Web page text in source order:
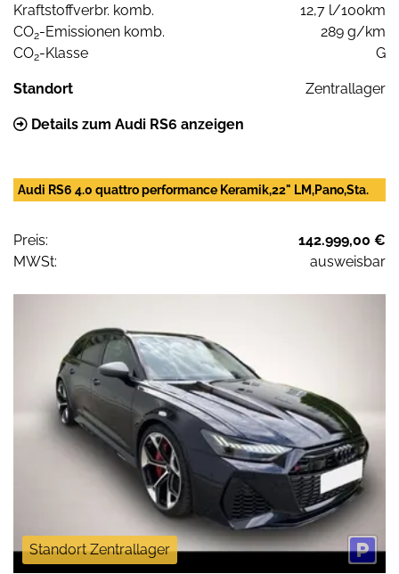
Kraftstoffverbr. komb.
12,7 l/100km
CO2-Emissionen komb.
289 g/km
CO2-Klasse G
Standort Zentrallager
Details zum Audi RS6 anzeigen
Audi RS6 4.0 quattro performance Keramik,22" LM,Pano,Sta.
Preis:
142.999,00 €
MWSt:
ausweisbar
Standort Zentrallager